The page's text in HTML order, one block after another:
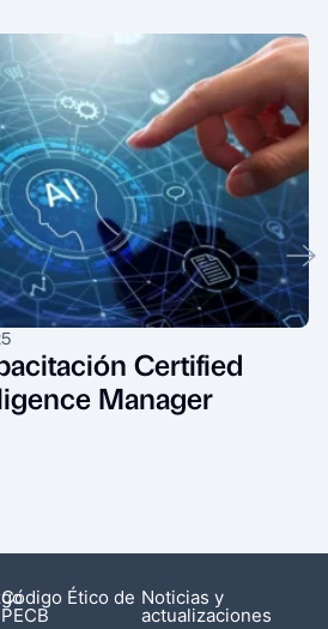
Certified
Manager
Código Ético de
PECB
Noticias y
actualizaciones